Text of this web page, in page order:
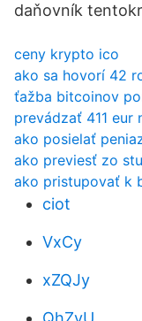
daňovník
ceny krypto ico
ako sa hovorí 42
ťažba bitcoinov
prevádzať 411 eur
ako posielať
ako previesť zo
ako pristupovať k
ciot
VxCy
xZQJy